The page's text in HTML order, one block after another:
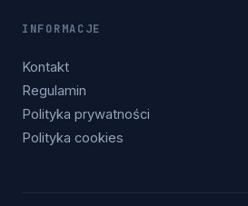
INFORMACJE
Kontakt
Regulamin
Polityka prywatności
Polityka cookies